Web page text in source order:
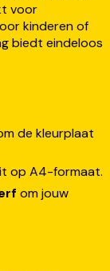
voor
kinderen of
biedt eindeloos
de kleurplaat
op A4-formaat.
om jouw